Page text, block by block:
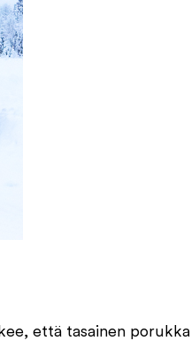
että tasainen porukka